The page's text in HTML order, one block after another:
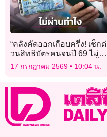
“คลังคัดออกเกือบครึ่ง! เช็กด่
วนสิทธิบัตรคนจนปี 69 ไม่
ผ่านต้องแก้ก่อน 16 ส.ค. นี้!”
17 กรกฎาคม 2569 10:04 น.